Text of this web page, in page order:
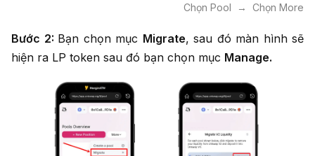
Chọn Pool → Chọn More
Bước 2: Bạn chọn mục Migrate, sau đó màn hình sẽ
hiện ra LP token sau đó bạn chọn mục Manage.